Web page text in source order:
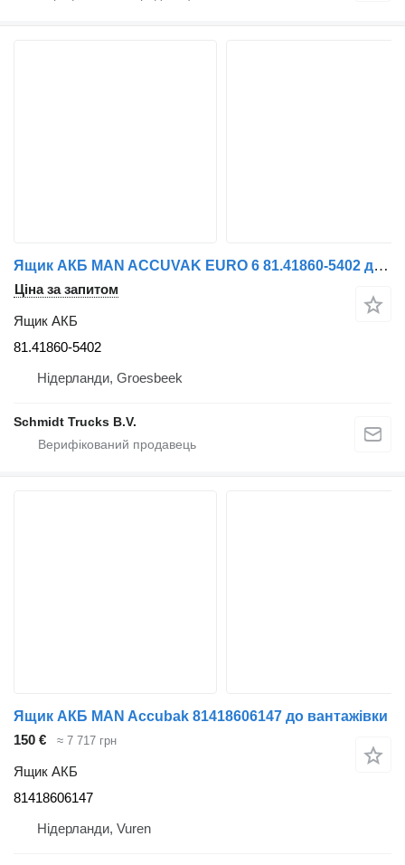
Ящик АКБ MAN ACCUVAK EURO 6 81.41860-5402 до вантажівки
Ціна за запитом
Ящик АКБ
81.41860-5402
Нідерланди, Groesbeek
Schmidt Trucks B.V.
Ящик АКБ MAN Accubak 81418606147 до вантажівки
150 €
≈ 7 717 грн
Ящик АКБ
81418606147
Нідерланди, Vuren